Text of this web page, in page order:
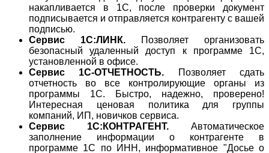
накапливается в 1С, после проверки документ
подписывается и отправляется контрагенту с вашей
подписью.
Сервис 1С:ЛИНК.
Позволяет организовать
безопасный удаленный доступ к программе 1С,
установленной в офисе.
Сервис 1С-ОТЧЕТНОСТЬ.
Позволяет сдать
отчетность во все контролирующие органы из
программы 1С. Быстро, надежно, проверено!
Интересная ценовая политика для группы
компаний, ИП, новичков сервиса.
Сервис 1С:КОНТРАГЕНТ. Автоматическое
заполнение информации о контрагенте в
программе 1С по ИНН, информативное "Досье о